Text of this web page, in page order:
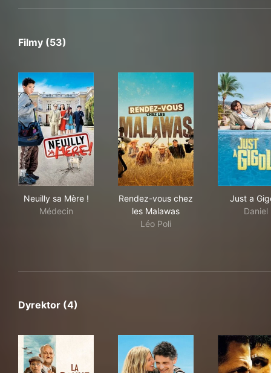
Filmy (53)
Neuilly sa Mère !
Médecin
Rendez-vous chez
les Malawas
Léo Poli
Just a
Daniel
Dyrektor (4)